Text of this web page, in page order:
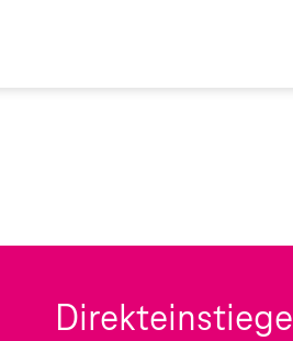
Direkteinstiege